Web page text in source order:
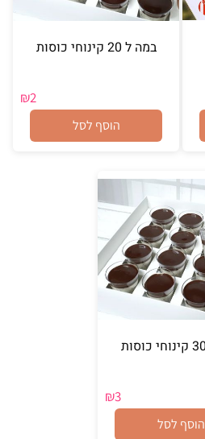
במה ל 20 קינוחי כוסות
₪2
הוסף לסל
₪3
הוסף לסל